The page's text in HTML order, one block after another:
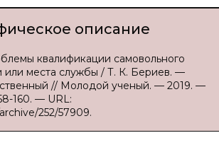
описание
квалификации самовольного
или места службы / Т. К. Бериев. —
// Молодой ученый. — 2019. —
160. — URL:
252/57909.